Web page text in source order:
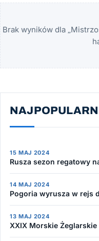
Brak wyników dla
15 MAJ 2024
Rusza sezon regatowy
14 MAJ 2024
Pogoria wyrusza w rejs
13 MAJ 2024
XXIX Morskie